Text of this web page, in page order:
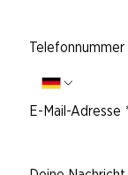
Telefonnummer
E-Mail-Adresse